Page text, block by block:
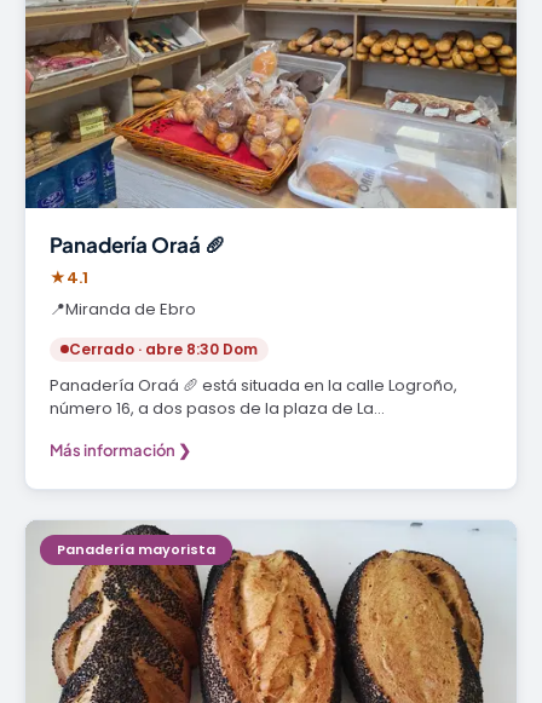
Panadería Oraá 🥖
★4.1
📍Miranda de Ebro
Cerrado · abre 8:30 Dom
Panadería Oraá 🥖 está situada en la calle Logroño,
número 16, a dos pasos de la plaza de La…
Más información ❯
Panadería mayorista